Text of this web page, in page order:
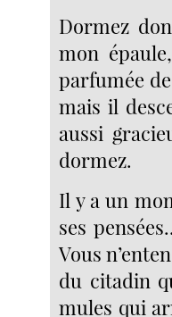
Dormez
mon
parfumée
mais il
aussi
dormez.
Il y a un
ses
Vous
du citadin
mules qui